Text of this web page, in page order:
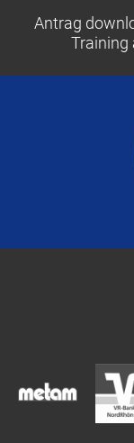
Antrag
Training